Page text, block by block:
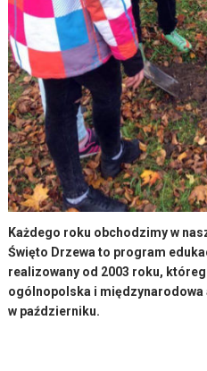
Każdego roku obchodzimy w
Święto Drzewa to program
realizowany od 2003 roku,
ogólnopolska i
w październiku.